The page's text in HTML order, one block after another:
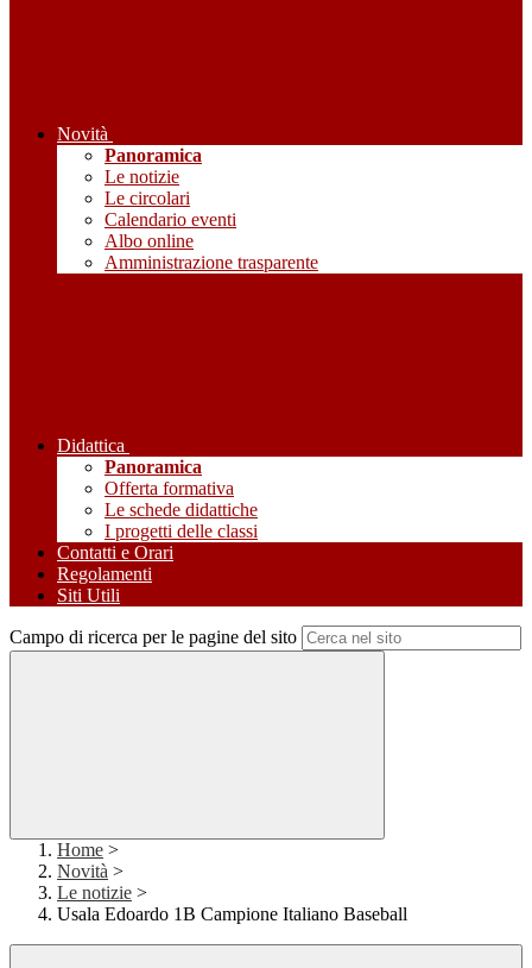
Novità
Panoramica
Le notizie
Le circolari
Calendario eventi
Albo online
Amministrazione trasparente
Didattica
Panoramica
Offerta formativa
Le schede didattiche
I progetti delle classi
Contatti e Orari
Regolamenti
Siti Utili
Campo di ricerca per le pagine del sito
Home >
Novità >
Le notizie >
Usala Edoardo 1B Campione Italiano Baseball